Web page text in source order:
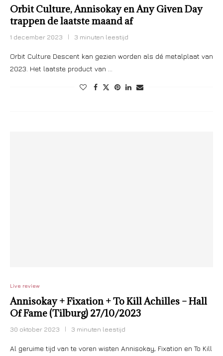
Orbit Culture, Annisokay en Any Given Day
trappen de laatste maand af
1 december 2023 3 minuten leestijd
Orbit Culture Descent kan gezien worden als dé metalplaat van
2023. Het laatste product van …
Live review
Annisokay + Fixation + To Kill Achilles – Hall
Of Fame (Tilburg) 27/10/2023
30 oktober 2023 3 minuten leestijd
Al geruime tijd van te voren wisten Annisokay, Fixation en To Kill